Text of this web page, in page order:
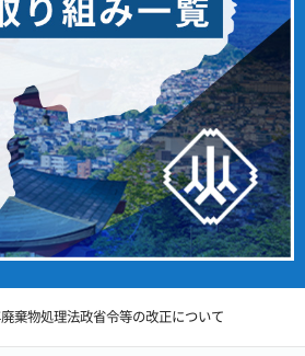
棄物処理法政省令等の改正について